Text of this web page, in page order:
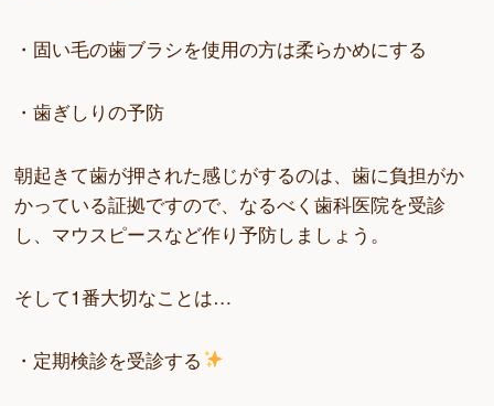
・固い毛の歯ブラシを使用の方は柔らかめにする
・歯ぎしりの予防
朝起きて歯が押された感じがするのは、歯に負担がか
かっている証拠ですので、なるべく歯科医院を受診
し、マウスピースなど作り予防しましょう。
そして1番大切なことは…
・定期検診を受診する